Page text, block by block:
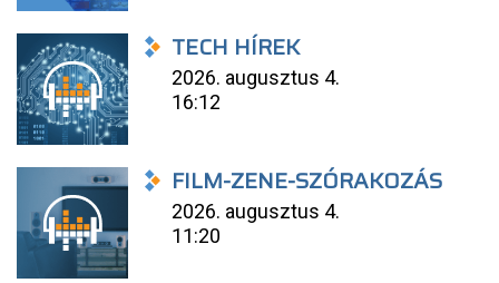
TECH HÍREK
2026. augusztus 4.
16:12
FILM-ZENE-SZÓRAKOZÁS
2026. augusztus 4.
11:20